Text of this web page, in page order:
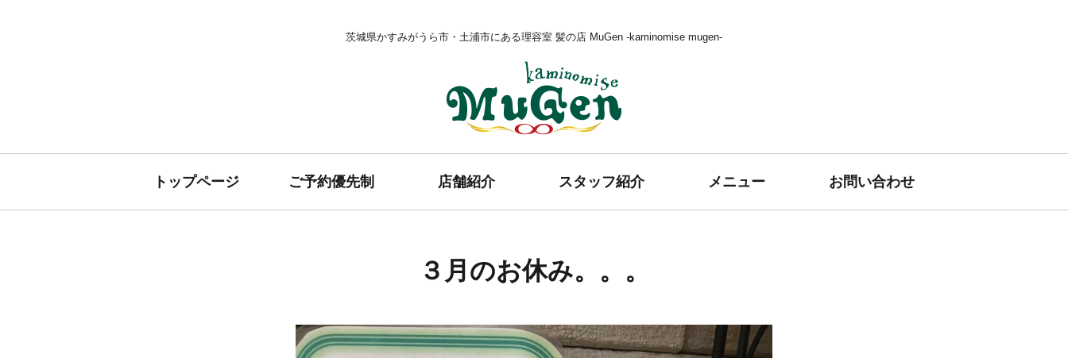
茨城県かすみがうら市・土浦市にある理容室 髪の店 MuGen -kaminomise mugen-
トップページ ご予約優先制 店舗紹介 スタッフ紹介 メニュー お問い合わせ
３月のお休み。。。